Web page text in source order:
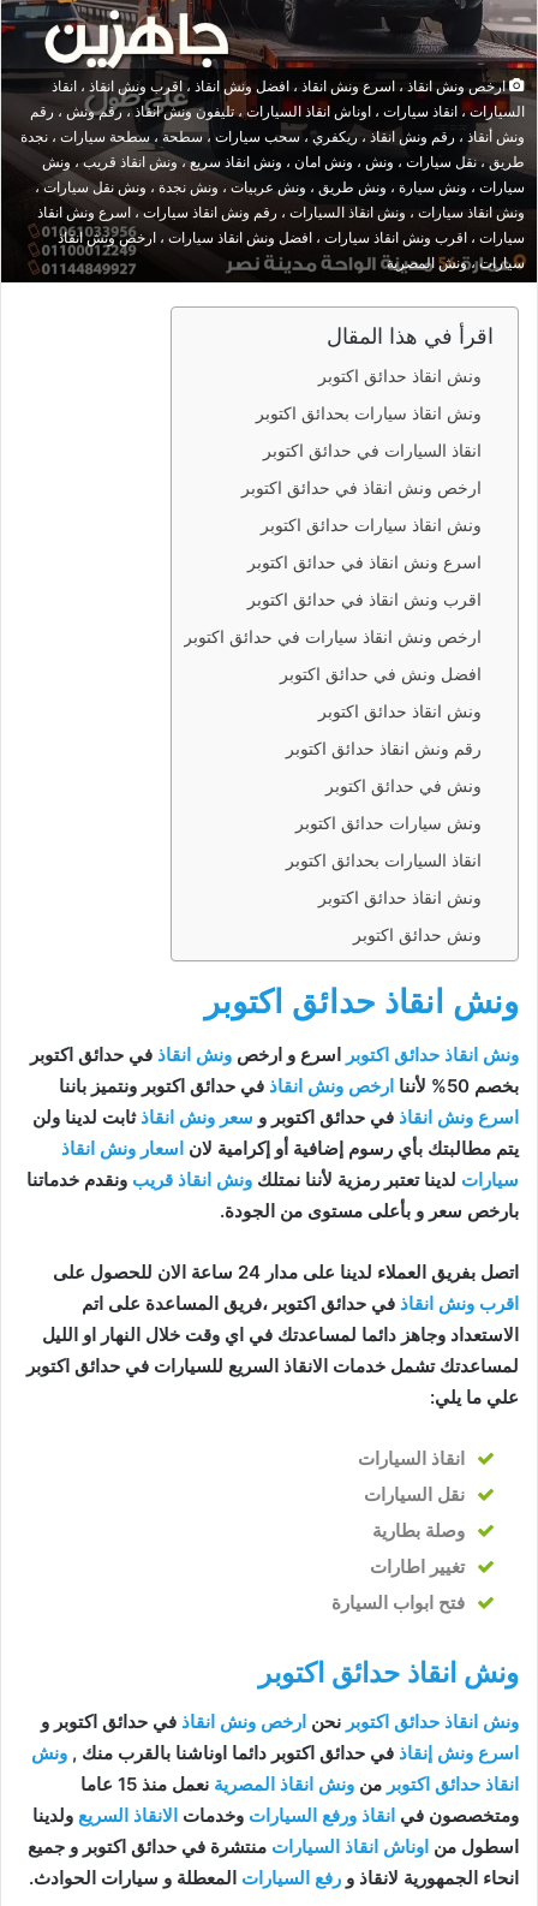
ارخص ونش انقاذ ، اسرع ونش انقاذ ، افضل ونش انقاذ ، اقرب ونش انقاذ ، انقاذ
السيارات ، انقاذ سيارات ، اوناش انقاذ السيارات ، تليفون ونش انقاذ ، رقم ونش ، رقم
ونش أنقاذ ، رقم ونش انقاذ ، ريكفري ، سحب سيارات ، سطحة ، سطحة سيارات ، نجدة
طريق ، نقل سيارات ، ونش ، ونش امان ، ونش انقاذ سريع ، ونش انقاذ قريب ، ونش
سيارات ، ونش سيارة ، ونش طريق ، ونش عربيات ، ونش نجدة ، ونش نقل سيارات ،
ونش انقاذ سيارات ، ونش انقاذ السيارات ، رقم ونش انقاذ سيارات ، اسرع ونش انقاذ
سيارات ، اقرب ونش انقاذ سيارات ، افضل ونش انقاذ سيارات ، ارخص ونش انقاذ
سيارات ، ونش المصرية
اقرأ في هذا المقال
ونش انقاذ حدائق اكتوبر
ونش انقاذ سيارات بحدائق اكتوبر
انقاذ السيارات في حدائق اكتوبر
ارخص ونش انقاذ في حدائق اكتوبر
ونش انقاذ سيارات حدائق اكتوبر
اسرع ونش انقاذ في حدائق اكتوبر
اقرب ونش انقاذ في حدائق اكتوبر
ارخص ونش انقاذ سيارات في حدائق اكتوبر
افضل ونش في حدائق اكتوبر
ونش انقاذ حدائق اكتوبر
رقم ونش انقاذ حدائق اكتوبر
ونش في حدائق اكتوبر
ونش سيارات حدائق اكتوبر
انقاذ السيارات بحدائق اكتوبر
ونش انقاذ حدائق اكتوبر
ونش حدائق اكتوبر
ونش انقاذ حدائق اكتوبر
ونش انقاذ حدائق اكتوبر اسرع و ارخص ونش انقاذ في حدائق اكتوبر
بخصم 50% لأننا
ارخص ونش انقاذ في حدائق اكتوبر ونتميز باننا
اسرع ونش انقاذ في حدائق اكتوبر و سعر ونش انقاذ ثابت لدينا ولن
يتم مطالبتك بأي رسوم إضافية أو إكرامية لان اسعار ونش انقاذ
سيارات لدينا تعتبر رمزية لأننا نمتلك ونش انقاذ قريب ونقدم خدماتنا
بارخص سعر و بأعلى مستوى من الجودة.
اتصل بفريق العملاء لدينا على مدار 24 ساعة الان للحصول على
اقرب ونش انقاذ في حدائق اكتوبر ،فريق المساعدة على اتم
الاستعداد وجاهز دائما لمساعدتك في اي وقت خلال النهار او الليل
لمساعدتك تشمل خدمات الانقاذ السريع للسيارات في حدائق اكتوبر
علي ما يلي:
انقاذ السيارات
نقل السيارات
وصلة بطارية
تغيير اطارات
فتح ابواب السيارة
ونش انقاذ حدائق اكتوبر
ونش انقاذ حدائق اكتوبر نحن ارخص ونش انقاذ في حدائق اكتوبر و
اسرع ونش إنقاذ في حدائق اكتوبر دائما اوناشنا بالقرب منك , ونش
انقاذ حدائق اكتوبر من ونش انقاذ المصرية
نعمل منذ 15 عاما
ومتخصصون في انقاذ ورفع السيارات وخدمات الانقاذ السريع ولدينا
اسطول من اوناش انقاذ السيارات منتشرة في حدائق اكتوبر و جميع
انحاء الجمهورية لانقاذ و رفع السيارات المعطلة و سيارات الحوادث.